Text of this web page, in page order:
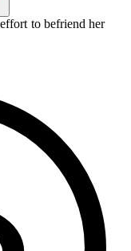
to befriend her